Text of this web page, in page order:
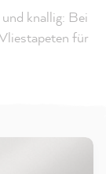
knallig: Bei
für